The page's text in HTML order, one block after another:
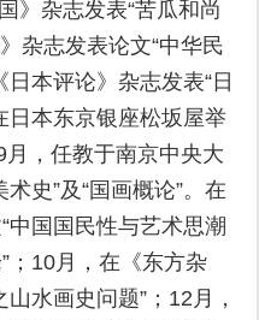
》杂志发表“苦瓜和尚
杂志发表论文“中华民
本评论》杂志发表“日
日本东京银座松坂屋举
月，任教于南京中央大
史”及“国画概论”。在
中国国民性与艺术思潮
10月，在《东方杂
水画史问题”；12月，